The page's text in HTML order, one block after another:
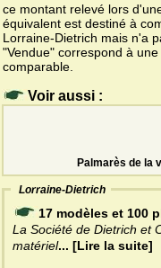
ce montant relevé lors
équivalent est destiné à
Lorraine-Dietrich mais n'a
"Vendue" correspond à
comparable.
Voir aussi :
Palmarès de la
Lorraine-Dietrich
17 modèles et 100
La Société de Dietrich et
matériel... [Lire la suite]